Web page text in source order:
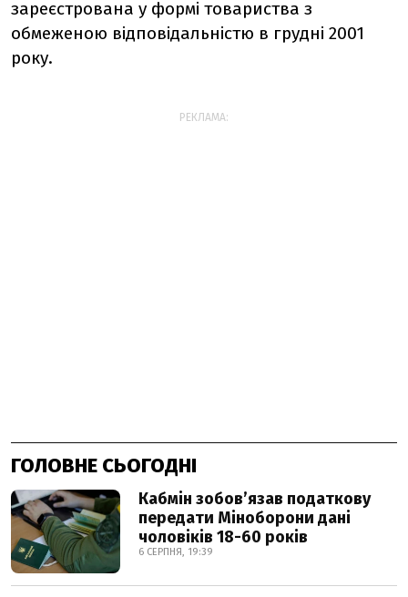
зареєстрована у формі товариства з
обмеженою відповідальністю в грудні 2001
року.
РЕКЛАМА:
ГОЛОВНЕ СЬОГОДНІ
Кабмін зобовʼязав податкову
передати Міноборони дані
чоловіків 18-60 років
6 СЕРПНЯ, 19:39